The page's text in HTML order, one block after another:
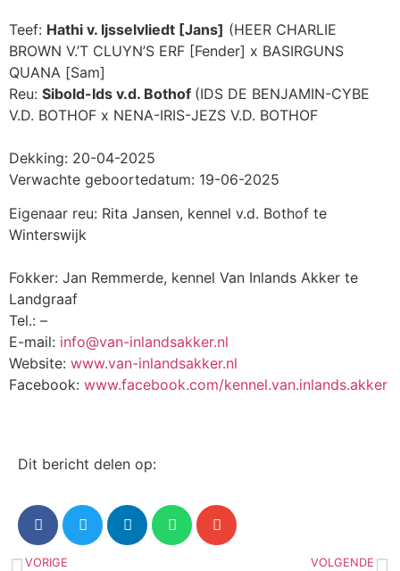
Teef: Hathi v. Ijsselvliedt [Jans] (HEER CHARLIE
BROWN V.’T CLUYN’S ERF [Fender] x BASIRGUNS
QUANA [Sam]
Reu: Sibold-Ids v.d. Bothof (IDS DE BENJAMIN-CYBE
V.D. BOTHOF x NENA-IRIS-JEZS V.D. BOTHOF
Dekking: 20-04-2025
Verwachte geboortedatum: 19-06-2025
Eigenaar reu: Rita Jansen, kennel v.d. Bothof te
Winterswijk
Fokker: Jan Remmerde, kennel Van Inlands Akker te
Landgraaf
Tel.: –
E-mail: info@van-inlandsakker.nl
Website: www.van-inlandsakker.nl
Facebook: www.facebook.com/kennel.van.inlands.akker
Dit bericht delen op:
VORIGE VOLGENDE